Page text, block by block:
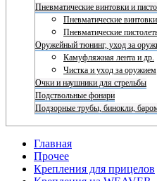
Пневматические винтовки и
Пневматические винтовки
Пневматические
Оружейный тюнинг, уход за
Камуфляжная лента и др.
Чистка и уход за оружием
Очки и наушники для стрельбы
Подствольные фонари
Подзорные трубы, бинокли,
Главная
Прочее
Крепления для прицелов